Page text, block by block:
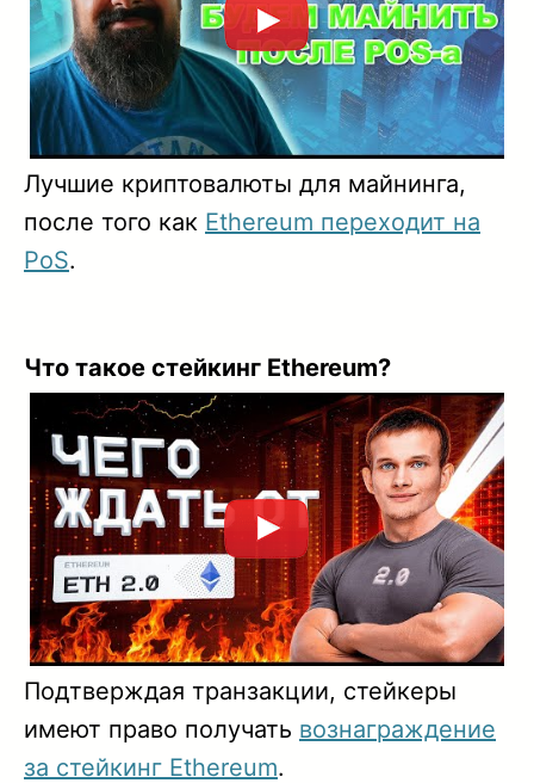
Лучшие криптовалюты для майнинга,
после того как Ethereum переходит на
PoS.
Что такое стейкинг Ethereum?
Подтверждая транзакции, стейкеры
имеют право получать вознаграждение
за стейкинг Ethereum.